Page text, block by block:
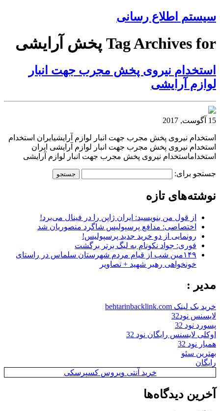
سیستم اطلاع رسانی
Tag Archives for پخش آرایشی
استخدام نیروی پخش مجرب جهت انبار
لوازم آرایشی
15 آگوست, 2017
استخدام نیروی پخش مجرب جهت انبار لوازم آرایشیایران استخدام
استخدام نیروی پخش مجرب جهت انبار لوازم آرایشی ایران
استخداماستخدام نیروی پخش مجرب جهت انبار لوازم آرایشی
جستجو برای:
نوشته‌های تازه
از قول من بنویسید: ایران ژاپن را در فینال می‌برد!
اختصاصی: مدافع پرسپولیس شاگرد منصوریان شد
رونمایی از دو خرید جدید پرسپولیس!
فوری: جواد نکونام به لیگ برتر برگشت
۱۴۹مین شب از قیام مردم شهرستان سلماس در راستای
خونخواهی رهبر شهید + تصاویر
مدیر :
خرید بک لینک behtarinbacklink.com
لایسنس نود32
پسورد نود 32
اوکلی لایسنس رایگان نود 32
همیار نود 32
بهترین سئو
رایگان
خرید آنتی ویروس کسپرسکی
آخرین دیدگاه‌ها